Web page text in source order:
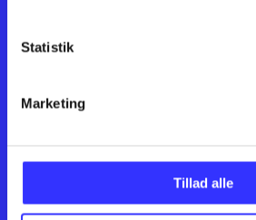
Statistik
Marketing
Tillad alle
Kontakt os
Artikler
Film